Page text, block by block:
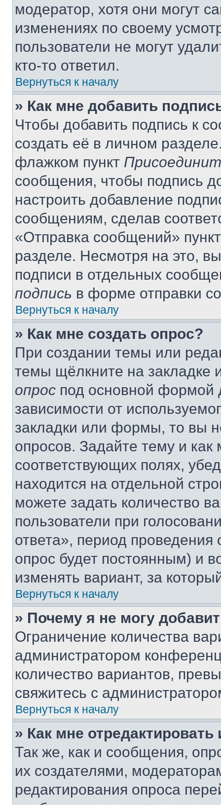
модератор, хотя они могут
изменениях по своему
пользователи не могут
кто-то ответил.
Вернуться к началу
» Как мне добавить
Чтобы добавить подпись к
создать её в личном
флажком пункт
сообщения, чтобы подпись
настроить добавление
сообщениям, сделав
«Отправка сообщений»
разделе. Несмотря на это,
подписи в отдельных
подпись в форме отправки
Вернуться к началу
» Как мне создать опрос?
При создании темы или
темы щёлкните на
опрос под основной формой
зависимости от
закладки или формы, то вы
опросов. Задайте тему и
соответствующих полях,
находится на отдельной
можете задать количество
пользователи при
ответа», период проведения
опрос будет постоянным) и
изменять вариант, за
Вернуться к началу
» Почему я не могу
Ограничение количества
администратором
количество вариантов,
свяжитесь с
Вернуться к началу
» Как мне
Так же, как и сообщения,
их создателями,
редактирования опроса